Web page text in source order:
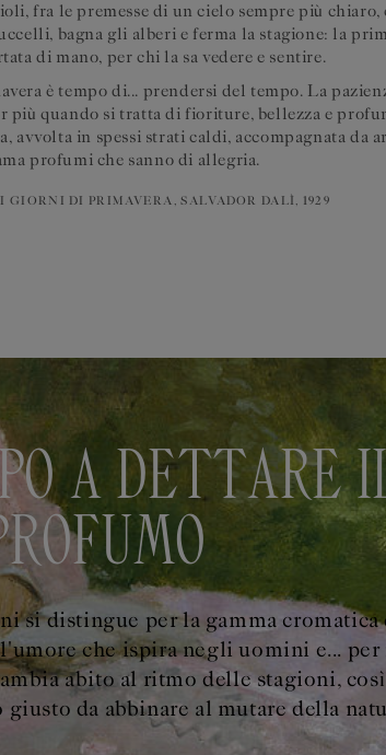
fra le premesse di un cielo sempre più
bagna gli alberi e ferma la stagione: la
di mano, per chi la sa vedere e sentire.
è tempo di... prendersi del tempo. La
più quando si tratta di fioriture, bellezza e
avvolta in spessi strati caldi, accompagnata da
profumi che sanno di allegria.
GIORNI DI PRIMAVERA, SALVADOR DALÌ, 1929
A DETTARE
si distingue per la gamma cromatica
che ispira negli uomini e... per
abito al ritmo delle stagioni,
da abbinare al mutare della